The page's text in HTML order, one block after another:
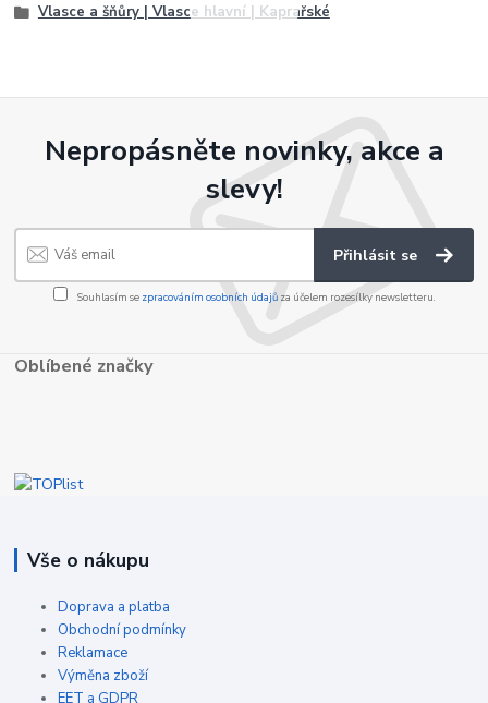
Vlasce a šňůry | Vlasce hlavní | Kaprařské
Nepropásněte novinky, akce a
slevy!
Přihlásit se
Souhlasím se zpracováním osobních údajůza účelem rozesílky newsletteru.
Oblíbené značky
Vše o nákupu
Doprava a platba
Obchodní podmínky
Reklamace
Výměna zboží
EET a GDPR